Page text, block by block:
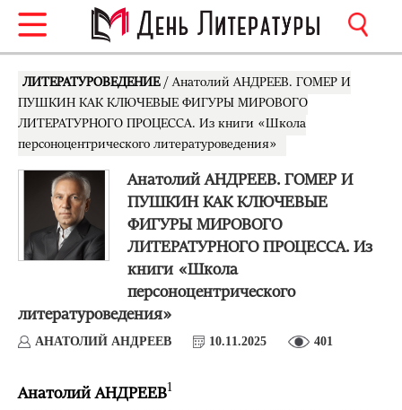
ЛИТЕРАТУРОВЕДЕНИЕ / Анатолий АНДРЕЕВ. ГОМЕР И
ПУШКИН КАК КЛЮЧЕВЫЕ ФИГУРЫ МИРОВОГО
ЛИТЕРАТУРНОГО ПРОЦЕССА. Из книги «Школа
персоноцентрического литературоведения»
Анатолий АНДРЕЕВ. ГОМЕР И
ПУШКИН КАК КЛЮЧЕВЫЕ
ФИГУРЫ МИРОВОГО
ЛИТЕРАТУРНОГО ПРОЦЕССА. Из
книги «Школа
персоноцентрического
литературоведения»
АНАТОЛИЙ АНДРЕЕВ 10.11.2025 401
Анатолий АНДРЕЕВ1